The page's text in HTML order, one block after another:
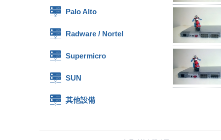
Palo Alto
Radware / Nortel
Supermicro
SUN
其他設備